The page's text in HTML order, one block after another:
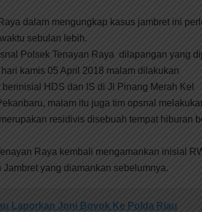
dalam mengungkap kasus jambret ini
sebulan lebih.
Polsek Tenayan Raya dilapangan yang
kamis 05 April 2018 malam dilakukan
HDS dan IS di Jl Pinang Merah Kel
malam itu juga tim opsnal
residivis disebuah tempat hiburan
Raya kembali mengamankan inisial
yang diamankan sebelumnya.
Laporkan Joni Boyok Ke Polda Riau